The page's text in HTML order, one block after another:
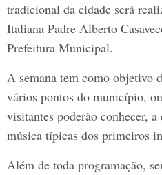
tradicional da cidade será
Italiana Padre Alberto
Prefeitura Municipal.
A semana tem como objetivo
vários pontos do município,
visitantes poderão conhecer,
música típicas dos primeiros
Além de toda programação,